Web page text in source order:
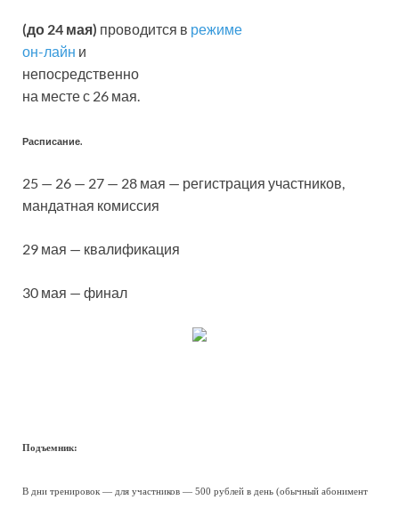
(до 24 мая) проводится в режиме
он-лайн и
непосредственно
на месте с 26 мая.
Расписание.
25 — 26 — 27 — 28 мая — регистрация участников,
мандатная комиссия
29 мая — квалификация
30 мая — финал
Подъемник:
В дни тренировок — для участников — 500 рублей в день (обычный абонимент